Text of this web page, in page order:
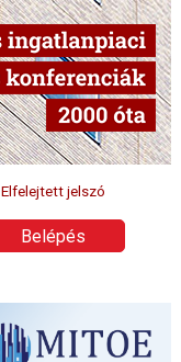
Elfelejtett jelszó
Belépés